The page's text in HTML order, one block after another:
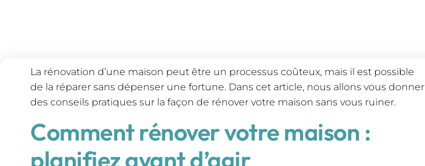
La rénovation d’une maison peut être un processus coûteux, mais il est possible
de la réparer sans dépenser une fortune. Dans cet article, nous allons vous donner
des conseils pratiques sur la façon de rénover votre maison sans vous ruiner.
Comment rénover votre maison :
planifiez avant d’agir